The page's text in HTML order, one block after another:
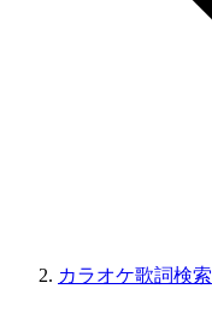
カラオケ歌詞検索